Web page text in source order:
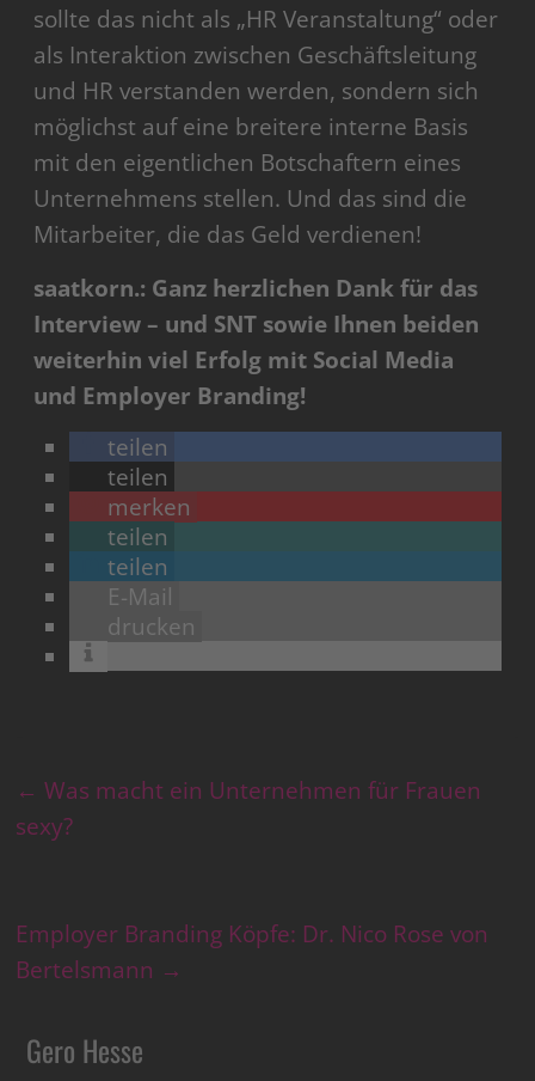
sollte das nicht als „HR Veranstaltung“ oder
als Interaktion zwischen Geschäftsleitung
und HR verstanden werden, sondern sich
möglichst auf eine breitere interne Basis
mit den eigentlichen Botschaftern eines
Unternehmens stellen. Und das sind die
Mitarbeiter, die das Geld verdienen!
saatkorn.: Ganz herzlichen Dank für das
Interview – und SNT sowie Ihnen beiden
weiterhin viel Erfolg mit Social Media
und Employer Branding!
teilen
teilen
merken
teilen
teilen
E-Mail
drucken
← Was macht ein Unternehmen für Frauen
sexy?
Employer Branding Köpfe: Dr. Nico Rose von
Bertelsmann →
Gero Hesse